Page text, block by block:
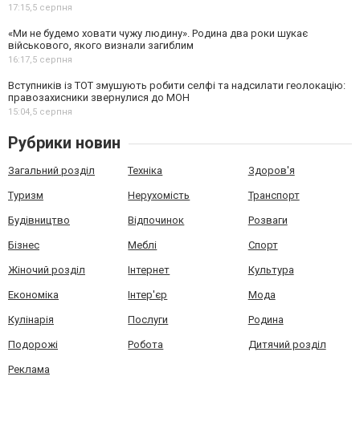
17:15,5 серпня
«Ми не будемо ховати чужу людину». Родина два роки шукає
військового, якого визнали загиблим
16:17,5 серпня
Вступників із ТОТ змушують робити селфі та надсилати геолокацію:
правозахисники звернулися до МОН
15:04,5 серпня
Рубрики новин
Загальний розділ Техніка Здоров'я
Туризм Нерухомість Транспорт
Будівництво Відпочинок Розваги
Бізнес Меблі Спорт
Жіночий розділ Інтернет Культура
Економіка Інтер'єр Мода
Кулінарія Послуги Родина
Подорожі Робота Дитячий розділ
Реклама